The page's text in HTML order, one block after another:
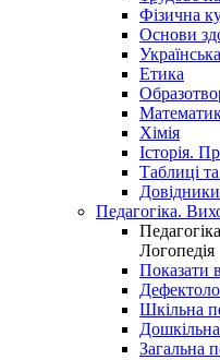
Фізична
Основи
Етика
Хімія
Історія.
Таблиці
Педагогіка.
Логопедія
Показати
Шкільна
Дошкільна
Загальна